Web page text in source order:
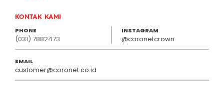
KONTAK KAMI
PHONE
(031) 7882473
INSTAGRAM
@coronetcrown
EMAIL
customer@coronet.co.id